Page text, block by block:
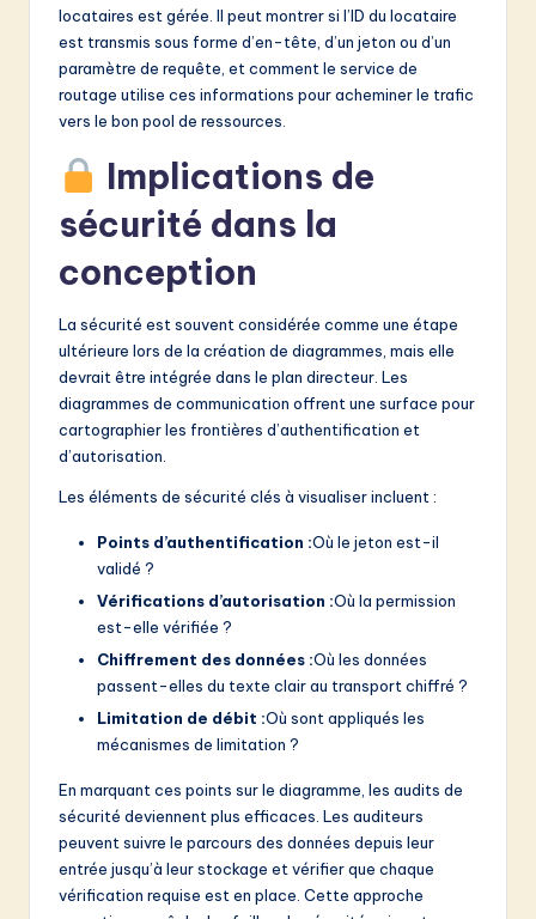
locataires est gérée. Il peut montrer si l’ID du locataire
est transmis sous forme d’en-tête, d’un jeton ou d’un
paramètre de requête, et comment le service de
routage utilise ces informations pour acheminer le trafic
vers le bon pool de ressources.
Implications de
sécurité dans la
conception
La sécurité est souvent considérée comme une étape
ultérieure lors de la création de diagrammes, mais elle
devrait être intégrée dans le plan directeur. Les
diagrammes de communication offrent une surface pour
cartographier les frontières d’authentification et
d’autorisation.
Les éléments de sécurité clés à visualiser incluent :
Points d’authentification :Où le jeton est-il
validé ?
Vérifications d’autorisation :Où la permission
est-elle vérifiée ?
Chiffrement des données :Où les données
passent-elles du texte clair au transport chiffré ?
Limitation de débit :Où sont appliqués les
mécanismes de limitation ?
En marquant ces points sur le diagramme, les audits de
sécurité deviennent plus efficaces. Les auditeurs
peuvent suivre le parcours des données depuis leur
entrée jusqu’à leur stockage et vérifier que chaque
vérification requise est en place. Cette approche